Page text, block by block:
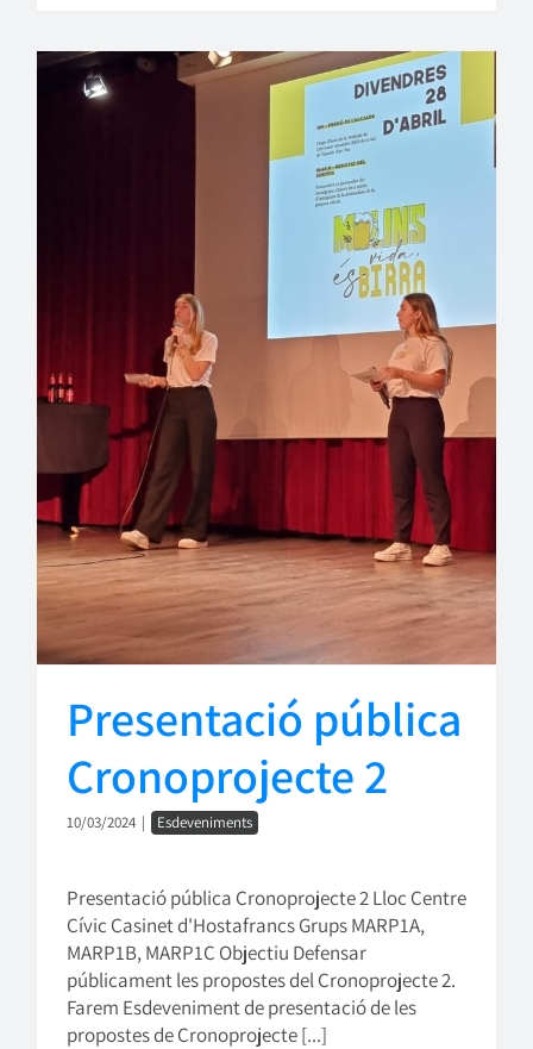
Presentació pública
Cronoprojecte 2
10/03/2024 | Esdeveniments
Presentació pública Cronoprojecte 2 Lloc Centre
Cívic Casinet d'Hostafrancs Grups MARP1A,
MARP1B, MARP1C Objectiu Defensar
públicament les propostes del Cronoprojecte 2.
Farem Esdeveniment de presentació de les
propostes de Cronoprojecte [...]